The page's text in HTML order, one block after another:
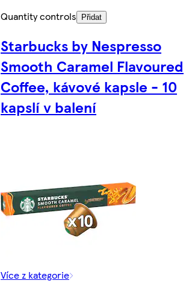
Quantity controls
Přidat
Starbucks by Nespresso
Smooth Caramel Flavoured
Coffee, kávové kapsle - 10
kapslí v balení
Více z kategorie